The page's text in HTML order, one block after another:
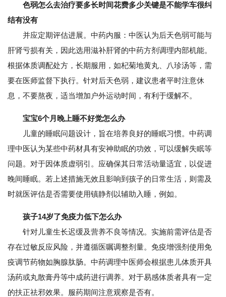
色弱怎么去治疗要多长时间花费多少关键是不能学车很纠
结有没有
并应定期评估进展。中药内服：中医认为后天色弱可能与
肝肾亏损有关，因此选用滋补肝肾的中药方剂调理内部机能。
根据体质调配处方，长期服用，如杞菊地黄丸、八珍汤等，需
要在医师监督下执行。针对后天色弱，建议患者平时注意休
息，不要熬夜，适当增加户外运动时间，有利于缓解不。
宝宝6个月晚上睡不好觉怎么办
儿童的睡眠问题设计，旨在培养良好的睡眠习惯。中药调
理中医认为某些中药材具有安神助眠的功效，可以缓解失眠等
问题。对于因体质虚弱引。应确保其日常活动量适宜，以促进
晚间睡眠。若上述措施无效且影响到孩子的日常生活，则需及
时就医评估是否需要使用镇静剂以辅助入睡，例如。
孩子14岁了免疫力低下怎么办
针对儿童生长迟缓及营养不良等情况。实施前需评估是否
存在过敏反应风险，并遵循医嘱调整剂量。免疫增强剂使用免
疫调节药物如胸腺肽肠。中药调理中医师会根据患儿体质开具
汤药或丸散膏丹等中成药进行调养。对于易感体质者具有一定
的扶正祛邪效果。服药期间注意观察是否有。